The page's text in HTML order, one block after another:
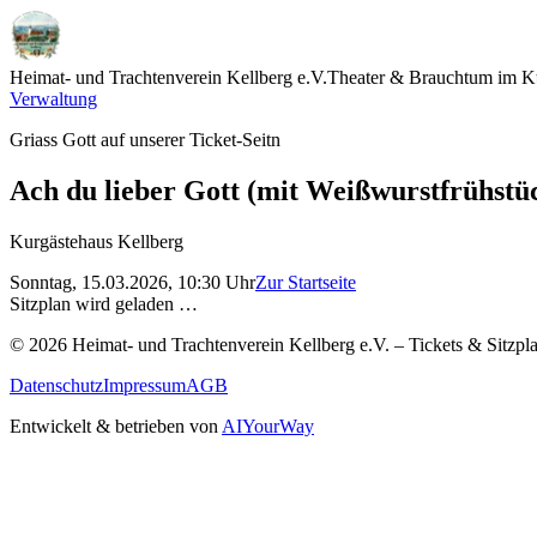
Heimat- und Trachtenverein Kellberg e.V.Theater & Brauchtum im
Verwaltung
Griass Gott auf unserer Ticket-Seitn
Ach du lieber Gott (mit
Kurgästehaus Kellberg
Sonntag, 15.03.2026, 10:30 UhrZur Startseite
Sitzplan wird geladen …
© 2026 Heimat- und Trachtenverein Kellberg e.V. – Tickets &
DatenschutzImpressumAGB
Entwickelt & betrieben von AIYourWay